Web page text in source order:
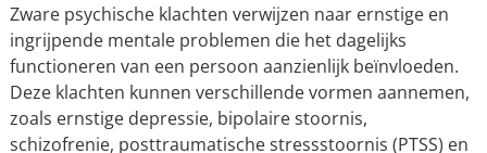
Zware psychische klachten verwijzen naar ernstige en
ingrijpende mentale problemen die het dagelijks
functioneren van een persoon aanzienlijk beïnvloeden.
Deze klachten kunnen verschillende vormen aannemen,
zoals ernstige depressie, bipolaire stoornis,
schizofrenie, posttraumatische stressstoornis (PTSS) en